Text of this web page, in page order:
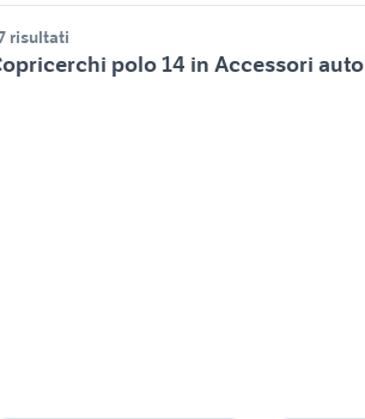
risultati
polo 14 in Accessori auto